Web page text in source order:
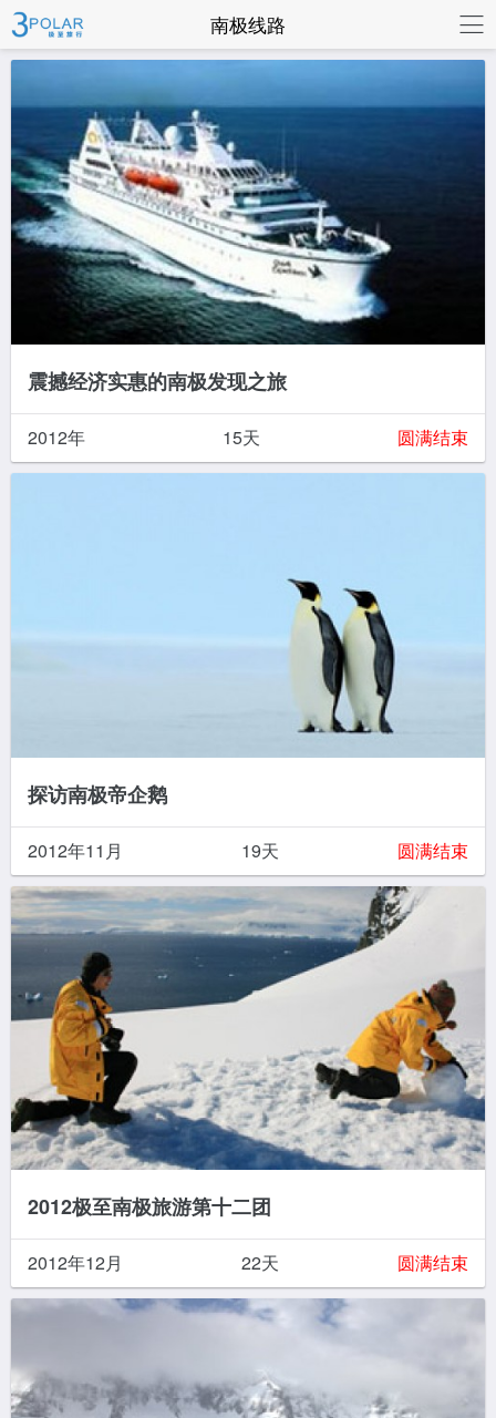
南极线路
震撼经济实惠的南极发现之旅
2012年 15天 圆满结束
探访南极帝企鹅
2012年11月 19天 圆满结束
2012极至南极旅游第十二团
2012年12月 22天 圆满结束
联系我们